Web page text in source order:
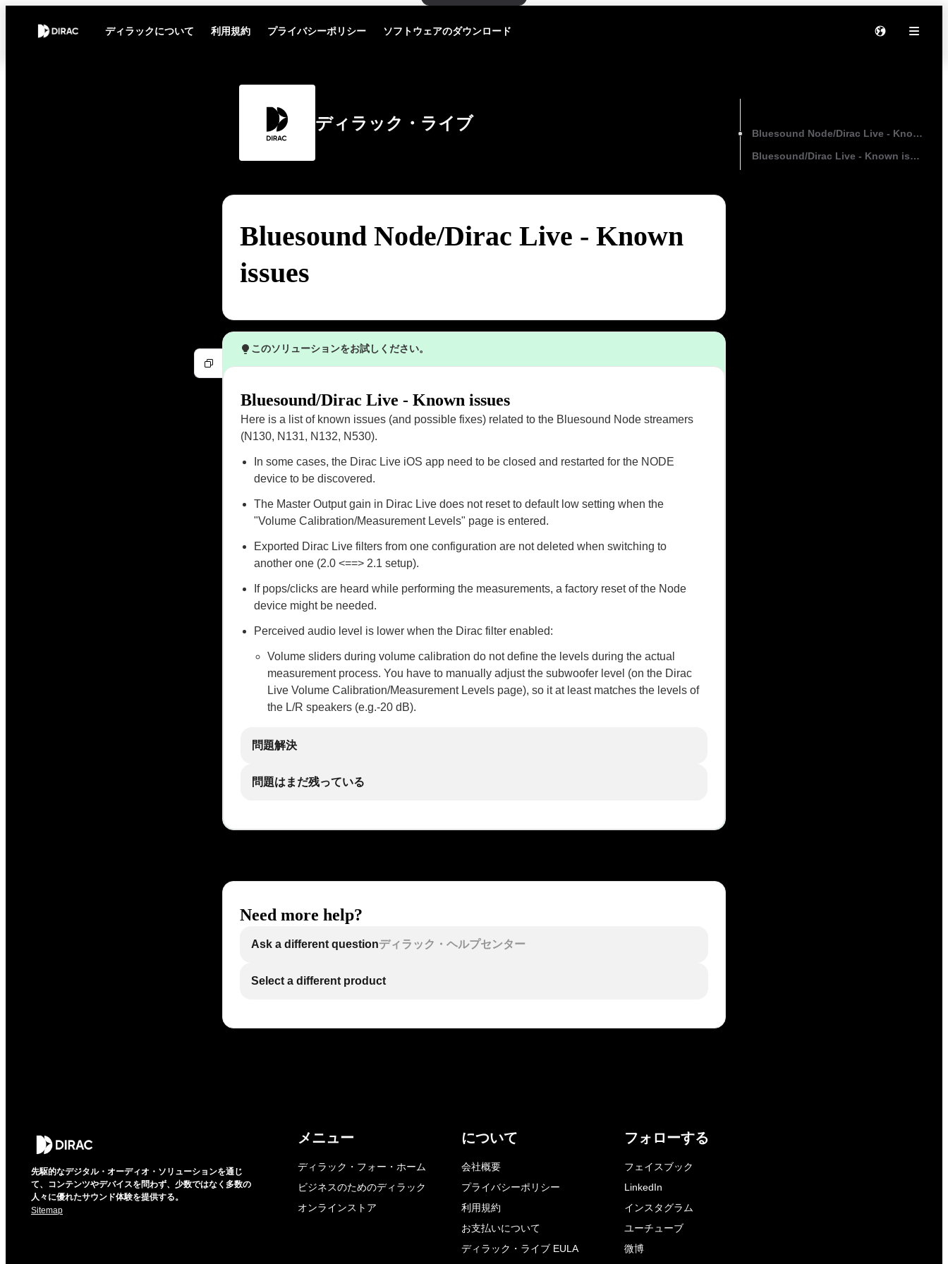
ディラックについて 利用規約 プライバシーポリシー ソフトウェアのダウンロード
ディラック・ライブ
Bluesound Node/Dirac Live - Known
issues
このソリューションをお試しください。
Bluesound/Dirac Live - Known issues
Here is a list of known issues (and possible fixes) related to the Bluesound Node streamers
(N130, N131, N132, N530).
In some cases, the Dirac Live iOS app need to be closed and restarted for the NODE
device to be discovered.
The Master Output gain in Dirac Live does not reset to default low setting when the
"Volume Calibration/Measurement Levels" page is entered.
Exported Dirac Live filters from one configuration are not deleted when switching to
another one (2.0 <==> 2.1 setup).
If pops/clicks are heard while performing the measurements, a factory reset of the Node
device might be needed.
Perceived audio level is lower when the Dirac filter enabled:​
Volume sliders during volume calibration do not define the levels during the actual
measurement process. You have to manually adjust the subwoofer level (on the Dirac
Live Volume Calibration/Measurement Levels page), so it at least matches the levels of
the L/R speakers (e.g.-20 dB).
問題解決
問題はまだ残っている
Need more help?
Ask a different questionディラック・ヘルプセンター
Select a different product
Bluesound Node/Dirac Live - Known
Bluesound/Dirac Live - Known issues
先駆的なデジタル・オーディオ・ソリューションを通じ
て、コンテンツやデバイスを問わず、少数ではなく多数の
人々に優れたサウンド体験を提供する。
Sitemap
メニュー
ディラック・フォー・ホーム
ビジネスのためのディラック
オンラインストア
について
会社概要
プライバシーポリシー
利用規約
お支払いについて
ディラック・ライブ EULA
フォローする
フェイスブック
LinkedIn
インスタグラム
ユーチューブ
微博